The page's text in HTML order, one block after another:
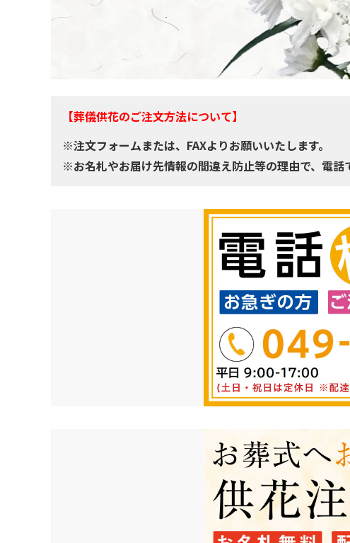
【葬儀供花のご注文方法について】
※注文フォームまたは、FAXよりお願いいたします。
※お名札やお届け先情報の間違え防止等の理由で、電話